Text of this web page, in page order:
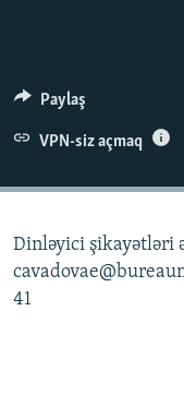
İZ - MƏDƏNIYYƏT
MATERIALLARIMIZDAN
AZADLIQRADIOSU
RFE/RL-in bütün
Paylaş
VPN-siz açmaq
Dinləyici şikayətləri
41